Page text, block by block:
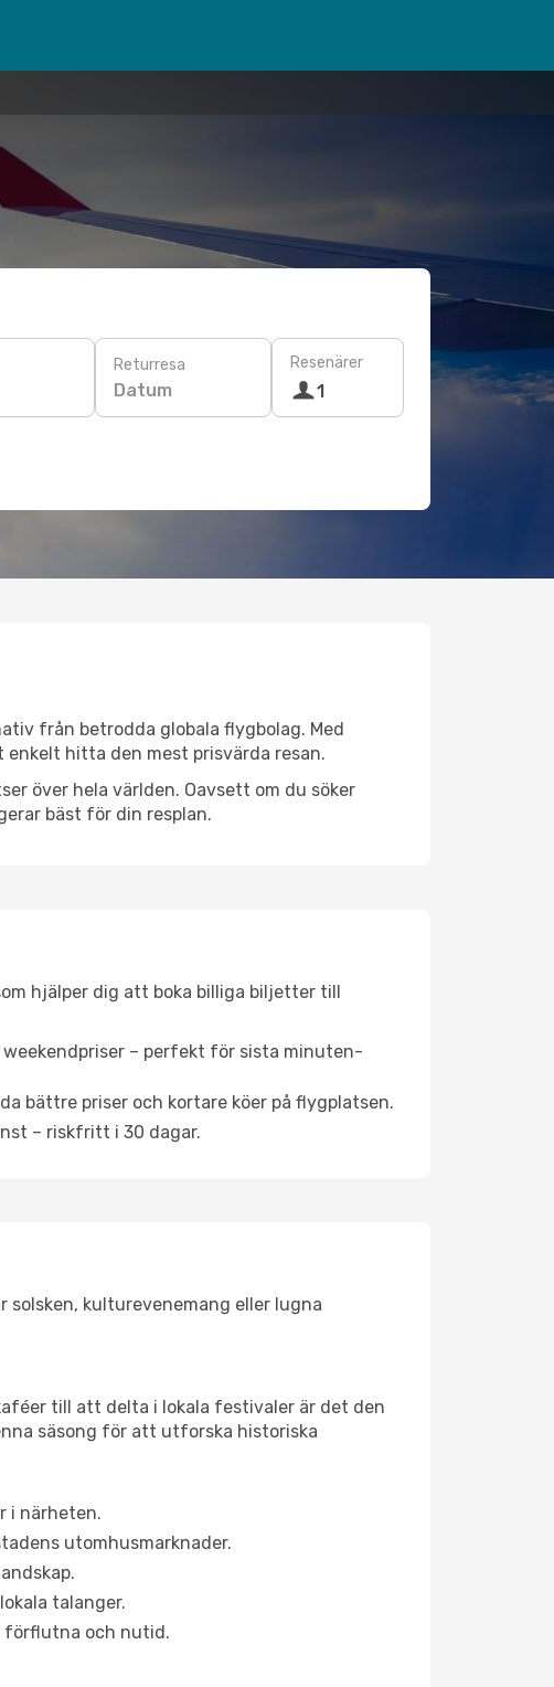
Returresa
Datum
Resenärer
1
från betrodda globala flygbolag. Med
hitta den mest prisvärda resan.
över hela världen. Oavsett om du söker
bäst för din resplan.
hjälper dig att boka billiga biljetter till
– perfekt för sista minuten-
bättre priser och kortare köer på flygplatsen.
– riskfritt i 30 dagar.
kulturevenemang eller lugna
till att delta i lokala festivaler är det den
säsong för att utforska historiska
i närheten.
utomhusmarknader.
talanger.
förflutna och nutid.